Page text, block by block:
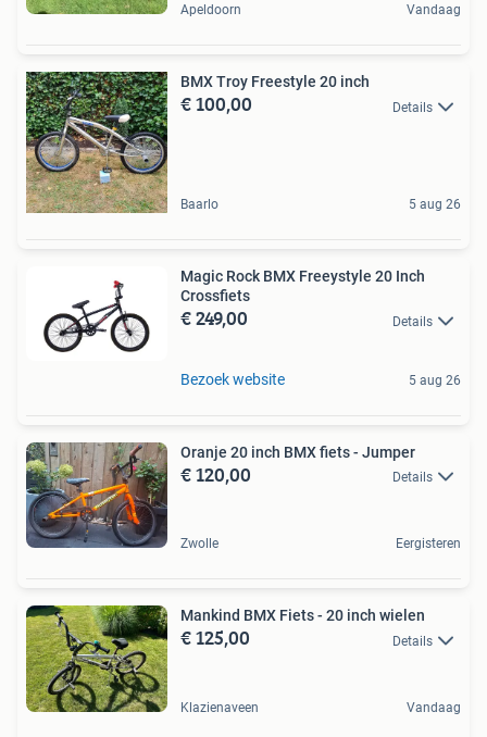
Apeldoorn Vandaag
BMX Troy Freestyle 20 inch
€ 100,00 Details
Baarlo 5 aug 26
Magic Rock BMX Freeystyle 20 Inch
Crossfiets
€ 249,00 Details
Bezoek website 5 aug 26
Oranje 20 inch BMX fiets - Jumper
€ 120,00 Details
Zwolle Eergisteren
Mankind BMX Fiets - 20 inch wielen
€ 125,00 Details
Klazienaveen Vandaag